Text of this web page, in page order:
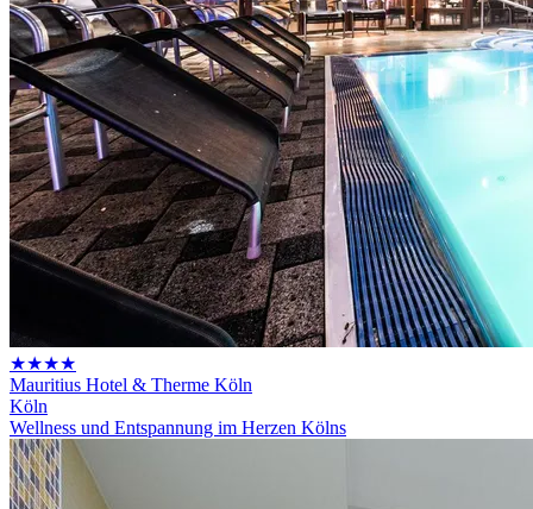
★★★★
Mauritius Hotel & Therme Köln
Köln
Wellness und Entspannung im Herzen Kölns